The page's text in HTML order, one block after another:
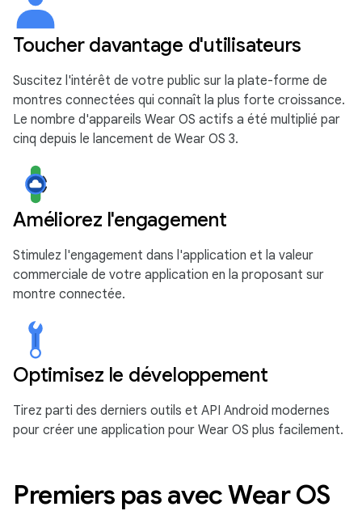
Toucher davantage d'utilisateurs
Suscitez l'intérêt de votre public sur la plate-forme de
montres connectées qui connaît la plus forte croissance.
Le nombre d'appareils Wear OS actifs a été multiplié par
cinq depuis le lancement de Wear OS 3.
Améliorez l'engagement
Stimulez l'engagement dans l'application et la valeur
commerciale de votre application en la proposant sur
montre connectée.
Optimisez le développement
Tirez parti des derniers outils et API Android modernes
pour créer une application pour Wear OS plus facilement.
Premiers pas avec Wear OS